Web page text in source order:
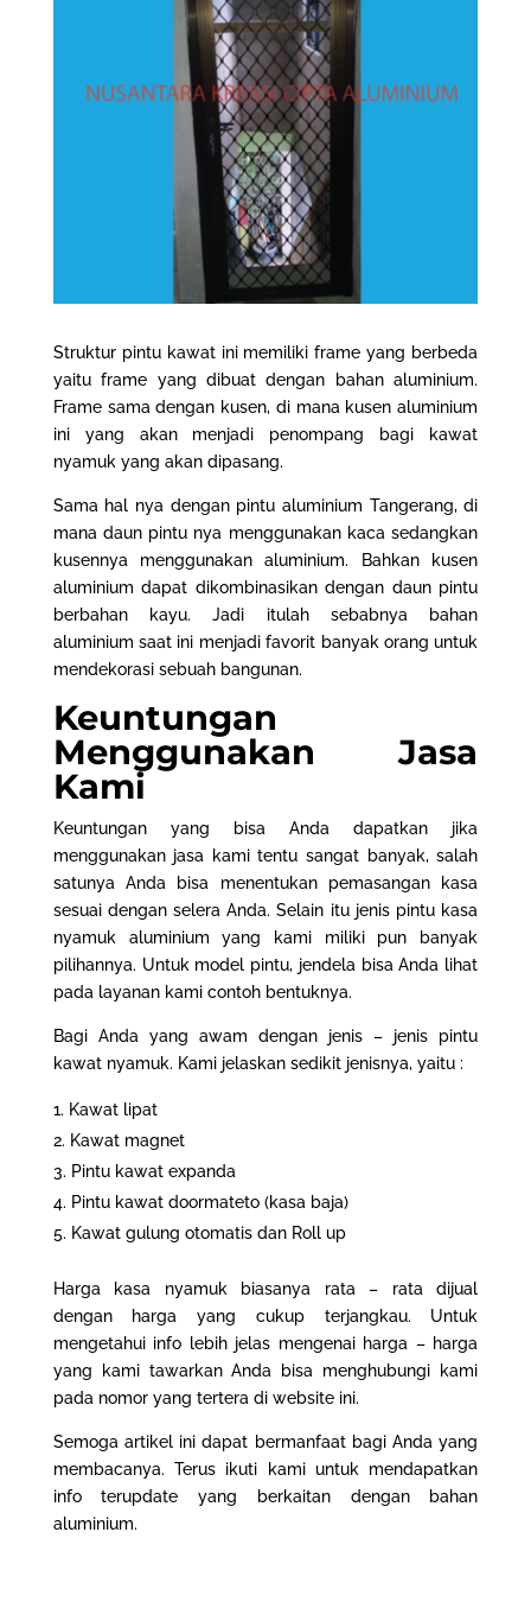
Struktur pintu kawat ini memiliki frame yang berbeda
yaitu frame yang dibuat dengan bahan aluminium.
Frame sama dengan kusen, di mana kusen aluminium
ini yang akan menjadi penompang bagi kawat
nyamuk yang akan dipasang.
Sama hal nya dengan pintu aluminium Tangerang, di
mana daun pintu nya menggunakan kaca sedangkan
kusennya menggunakan aluminium. Bahkan kusen
aluminium dapat dikombinasikan dengan daun pintu
berbahan kayu. Jadi itulah sebabnya bahan
aluminium saat ini menjadi favorit banyak orang untuk
mendekorasi sebuah bangunan.
Keuntungan
Menggunakan Jasa
Kami
Keuntungan yang bisa Anda dapatkan jika
menggunakan jasa kami tentu sangat banyak, salah
satunya Anda bisa menentukan pemasangan kasa
sesuai dengan selera Anda. Selain itu jenis pintu kasa
nyamuk aluminium yang kami miliki pun banyak
pilihannya. Untuk model pintu, jendela bisa Anda lihat
pada layanan kami contoh bentuknya.
Bagi Anda yang awam dengan jenis – jenis pintu
kawat nyamuk. Kami jelaskan sedikit jenisnya, yaitu :
Kawat lipat
Kawat magnet
Pintu kawat expanda
Pintu kawat doormateto (kasa baja)
Kawat gulung otomatis dan Roll up
Harga kasa nyamuk biasanya rata – rata dijual
dengan harga yang cukup terjangkau. Untuk
mengetahui info lebih jelas mengenai harga – harga
yang kami tawarkan Anda bisa menghubungi kami
pada nomor yang tertera di website ini.
Semoga artikel ini dapat bermanfaat bagi Anda yang
membacanya. Terus ikuti kami untuk mendapatkan
info terupdate yang berkaitan dengan bahan
aluminium.